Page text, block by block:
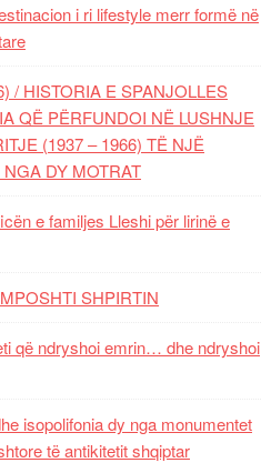
i ri lifestyle merr formë në
/ HISTORIA E SPANJOLLES
QË PËRFUNDOI NË LUSHNJE
(1937 – 1966) TË NJË
DY MOTRAT
e familjes Lleshi për lirinë e
SHPIRTIN
që ndryshoi emrin… dhe ndryshoi
isopolifonia dy nga monumentet
të antikitetit shqiptar